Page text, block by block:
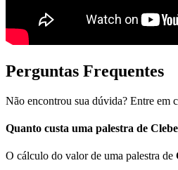
Perguntas Frequentes
Não encontrou sua dúvida? Entre em
Quanto custa uma palestra de
O cálculo do valor de uma palestra de